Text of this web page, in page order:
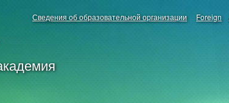
Сведения об образовательной организации Foreign